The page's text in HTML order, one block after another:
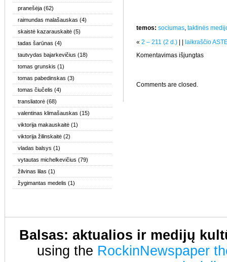
pranešėja (62)
raimundas malašauskas (4)
skaistė kazarauskaitė (5)
tadas šarūnas (4)
tautvydas bajarkevičius (18)
tomas grunskis (1)
tomas pabedinskas (3)
tomas čiučelis (4)
transliatorė (68)
valentinas klimašauskas (15)
viktorija makauskaitė (1)
viktorija žilinskaitė (2)
vladas balsys (1)
vytautas michelkevičius (79)
žilvinas lilas (1)
žygimantas medelis (1)
temos: sociumas, taktinės
« 2 – 211 (2 d.)
laikraščio
Komentavimas išjungtasįraše
Comments are closed.
Balsas: aktualios ir medijų
using the RockinNewspaper